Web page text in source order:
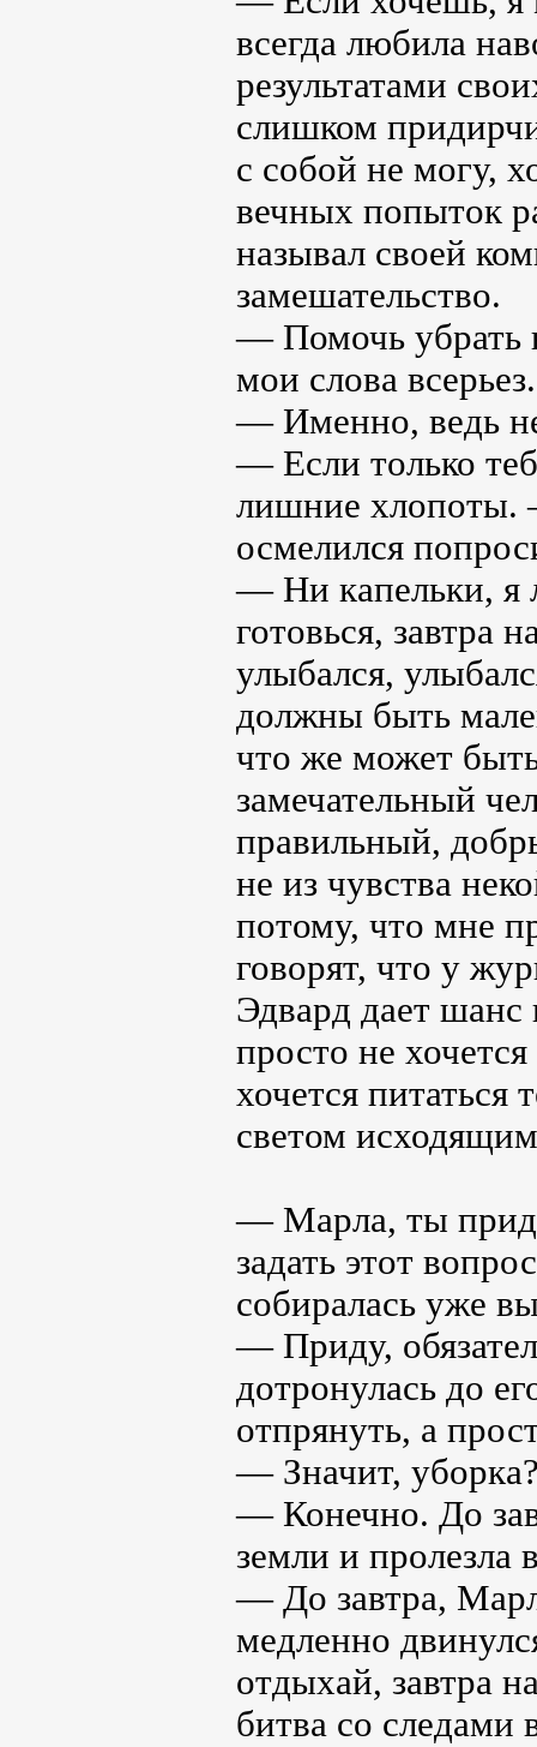
всегда любила
результатами
слишком
с собой не могу,
вечных попыток
называл своей
замешательство.
— Помочь убрать
мои слова всерьез.
— Именно, ведь
— Если только
лишние хлопоты.
осмелился
— Ни капельки, я
готовься, завтра
улыбался,
должны быть
что же может
замечательный
правильный,
не из чувства
потому, что мне
говорят, что у
Эдвард дает шанс
просто не
хочется
светом
— Марла, ты
задать этот
собиралась уже
— Приду,
дотронулась до
отпрянуть, а
— Значит,
— Конечно. До
земли и пролезла
— До завтра,
медленно
отдыхай, завтра
битва со следами